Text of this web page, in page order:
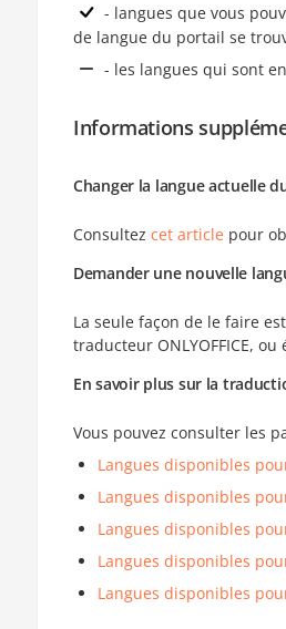
- langues que vous
de langue du portail se
- les langues qui sont
Informations
Changer la langue actuelle
Consultez cet article pour
Demander une nouvelle
La seule façon de le faire
traducteur ONLYOFFICE, ou
En savoir plus sur la
Vous pouvez consulter les
Langues disponibles
Langues disponibles
Langues disponibles
Langues disponibles
Langues disponibles